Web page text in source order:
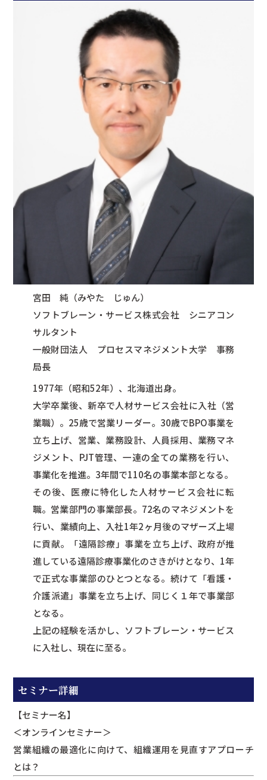
宮田 純（みやた じゅん）
ソフトブレーン・サービス株式会社 シニアコン
サルタント
一般財団法人 プロセスマネジメント大学 事務
局長
1977年（昭和52年）、北海道出身。
大学卒業後、新卒で人材サービス会社に入社（営
業職）。25歳で営業リーダー。30歳でBPO事業を
立ち上げ、営業、業務設計、人員採用、業務マネ
ジメント、PJT管理、一連の全ての業務を行い、
事業化を推進。3年間で110名の事業本部となる。
その後、医療に特化した人材サービス会社に転
職。営業部門の事業部長。72名のマネジメントを
行い、業績向上、入社1年2ヶ月後のマザーズ上場
に貢献。「遠隔診療」事業を立ち上げ、政府が推
進している遠隔診療事業化のさきがけとなり、1年
で正式な事業部のひとつとなる。続けて「看護・
介護派遣」事業を立ち上げ、同じく１年で事業部
となる。
上記の経験を活かし、ソフトブレーン・サービス
に入社し、現在に至る。
セミナー詳細
【セミナー名】
＜オンラインセミナー＞
営業組織の最適化に向けて、組織運用を見直すアプローチ
とは？